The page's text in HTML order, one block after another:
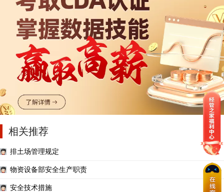
相关推荐
排土场管理规定
物资设备部安全生产职责
安全技术措施